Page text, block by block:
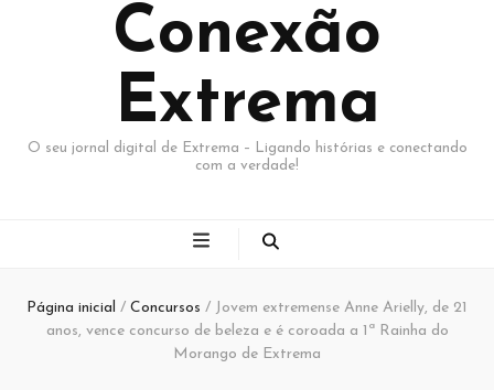
Conexão
Extrema
O seu jornal digital de Extrema – Ligando histórias e conectando
com a verdade!
Página inicial / Concursos /
Jovem extremense Anne Arielly, de 21
anos, vence concurso de beleza e é coroada a 1ª Rainha do
Morango de Extrema